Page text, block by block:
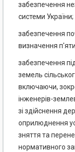
забезпечення
системи України;
забезпечення
визначення п'яти
забезпечення
земель
включаючи,
інженерів-
зі здійснення
оприлюднення
зняття та
нормативного